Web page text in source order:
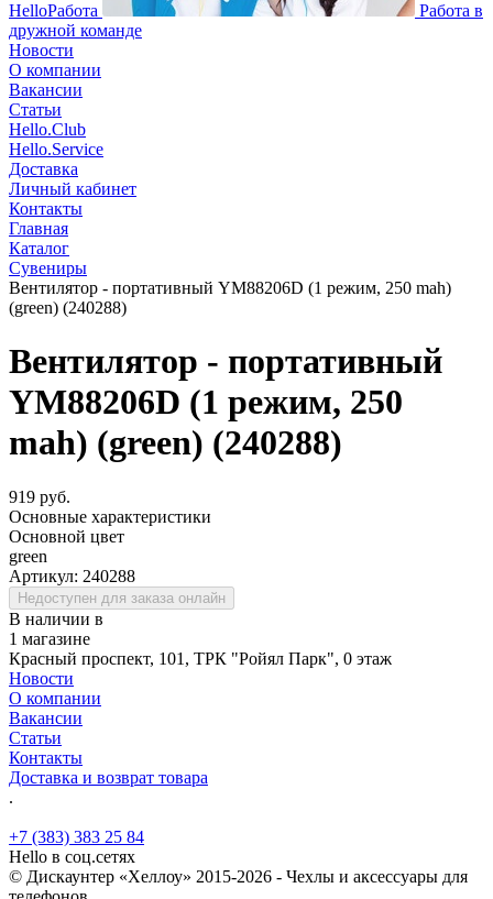
HelloРабота
Работа в
дружной команде
Новости
О компании
Вакансии
Статьи
Hello.Club
Hello.Service
Доставка
Личный кабинет
Контакты
Главная
Каталог
Сувениры
Вентилятор - портативный YM88206D (1 режим, 250 mah)
(green) (240288)
Вентилятор - портативный
YM88206D (1 режим, 250
mah) (green) (240288)
919 руб.
Основные характеристики
Основной цвет
green
Артикул: 240288
Недоступен для заказа онлайн
В наличии в
1 магазине
Красный проспект, 101, ТРК "Ройял Парк", 0 этаж
Новости
О компании
Вакансии
Статьи
Контакты
Доставка и возврат товара
.
+7 (383) 383 25 84
Hello в соц.сетях
© Дискаунтер «Хеллоу» 2015-2026 - Чехлы и аксессуары для